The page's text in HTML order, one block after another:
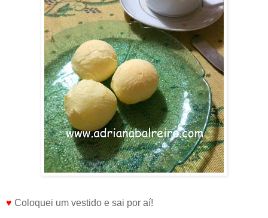
♥ Coloquei um vestido e sai por aí!